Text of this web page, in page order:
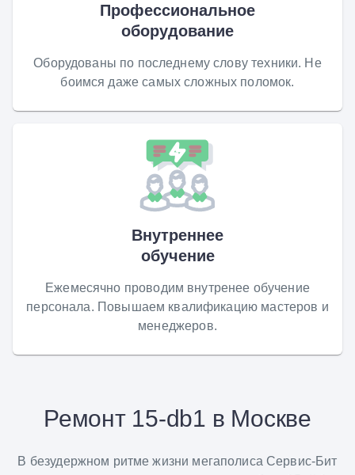
Профессиональное
оборудование
Оборудованы по последнему слову техники. Не
боимся даже самых сложных поломок.
Внутреннее
обучение
Ежемесячно проводим внутренее обучение
персонала. Повышаем квалификацию мастеров и
менеджеров.
Ремонт 15-db1 в Москве
В безудержном ритме жизни мегаполиса Сервис-Бит